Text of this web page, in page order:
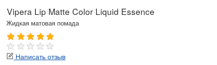
Vipera Lip Matte Color Liquid Essence
Жидкая матовая помада
Написать отзыв